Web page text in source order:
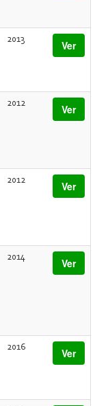
2013 Ver
2012 Ver
2012 Ver
2014 Ver
2016 Ver